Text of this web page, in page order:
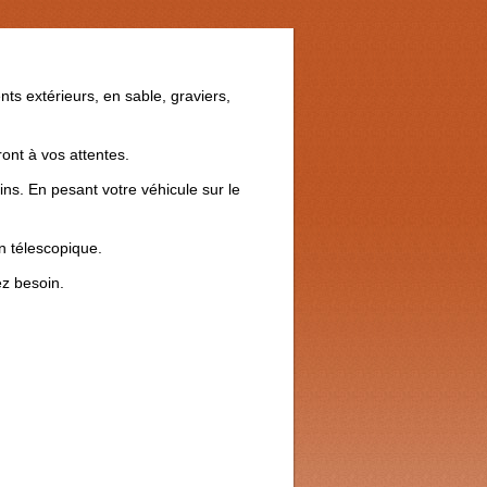
extérieurs, en sable, graviers,
à vos attentes.
En pesant votre véhicule sur le
télescopique.
besoin.